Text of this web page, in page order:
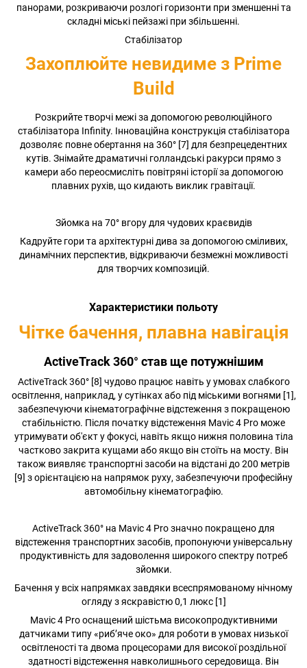
панорами, розкриваючи розлогі горизонти при зменшенні та
складні міські пейзажі при збільшенні.
Стабілізатор
Захоплюйте невидиме з Prime
Build
Розкрийте творчі межі за допомогою революційного
стабілізатора Infinity. Інноваційна конструкція стабілізатора
дозволяє повне обертання на 360° [7] для безпрецедентних
кутів. Знімайте драматичні голландські ракурси прямо з
камери або переосмисліть повітряні історії за допомогою
плавних рухів, що кидають виклик гравітації.
Зйомка на 70° вгору для чудових краєвидів
Кадруйте гори та архітектурні дива за допомогою сміливих,
динамічних перспектив, відкриваючи безмежні можливості
для творчих композицій.
Характеристики польоту
Чітке бачення, плавна навігація
ActiveTrack 360° став ще потужнішим
ActiveTrack 360° [8] чудово працює навіть у умовах слабкого
освітлення, наприклад, у сутінках або під міськими вогнями [1],
забезпечуючи кінематографічне відстеження з покращеною
стабільністю. Після початку відстеження Mavic 4 Pro може
утримувати об'єкт у фокусі, навіть якщо нижня половина тіла
частково закрита кущами або якщо він стоїть на мосту. Він
також виявляє транспортні засоби на відстані до 200 метрів
[9] з орієнтацією на напрямок руху, забезпечуючи професійну
автомобільну кінематографію.
ActiveTrack 360° на Mavic 4 Pro значно покращено для
відстеження транспортних засобів, пропонуючи універсальну
продуктивність для задоволення широкого спектру потреб
зйомки.
Бачення у всіх напрямках завдяки всеспрямованому нічному
огляду з яскравістю 0,1 люкс [1]
Mavic 4 Pro оснащений шістьма високопродуктивними
датчиками типу «риб’яче око» для роботи в умовах низької
освітленості та двома процесорами для високої роздільної
здатності відстеження навколишнього середовища. Він